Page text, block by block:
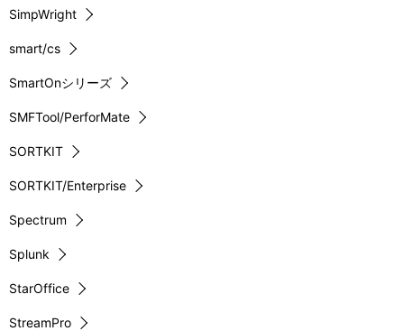
SimpWright
smart/cs
SmartOnシリーズ
SMFTool/PerforMate
SORTKIT
SORTKIT/Enterprise
Spectrum
Splunk
StarOffice
StreamPro